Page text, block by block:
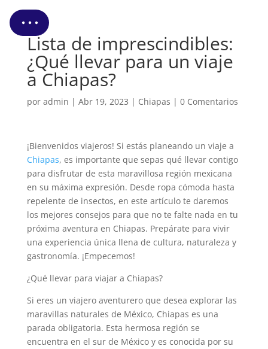
Lista de imprescindibles:
¿Qué llevar para un viaje
a Chiapas?
por admin | Abr 19, 2023 | Chiapas | 0 Comentarios
¡Bienvenidos viajeros! Si estás planeando un viaje a
Chiapas, es importante que sepas qué llevar contigo
para disfrutar de esta maravillosa región mexicana
en su máxima expresión. Desde ropa cómoda hasta
repelente de insectos, en este artículo te daremos
los mejores consejos para que no te falte nada en tu
próxima aventura en Chiapas. Prepárate para vivir
una experiencia única llena de cultura, naturaleza y
gastronomía. ¡Empecemos!
¿Qué llevar para viajar a Chiapas?
Si eres un viajero aventurero que desea explorar las
maravillas naturales de México, Chiapas es una
parada obligatoria. Esta hermosa región se
encuentra en el sur de México y es conocida por su